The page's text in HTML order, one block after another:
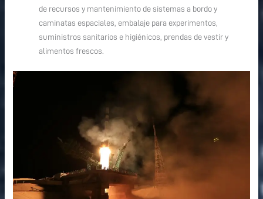
de recursos y mantenimiento de sistemas a bordo y
caminatas espaciales, embalaje para experimentos,
suministros sanitarios e higiénicos, prendas de vestir y
alimentos frescos.